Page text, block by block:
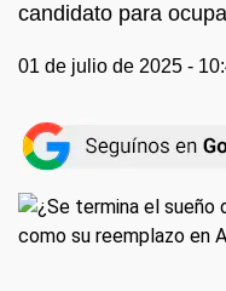
candidato para
01 de julio de 2025 -